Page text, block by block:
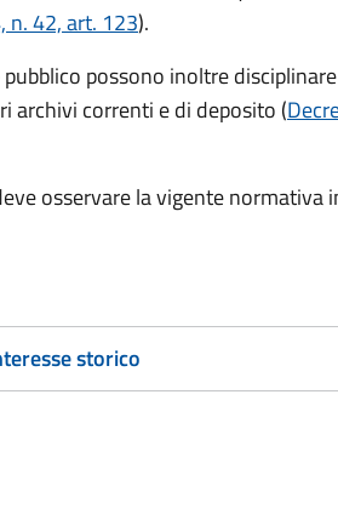
42, art. 123).
possono inoltre
archivi correnti e di deposito (
osservare la vigente normativa
storico